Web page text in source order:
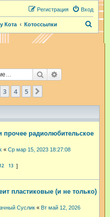
Вход
Регистрация
Кота Котоссылки
Поиск
3 4 5
радиолюбительское
« Ср мар 15, 2023 18:27:08
13
пластиковые (и не только)
Суслик « Вт май 12, 2026